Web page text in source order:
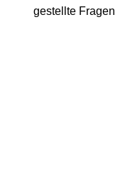
gestellte Fragen